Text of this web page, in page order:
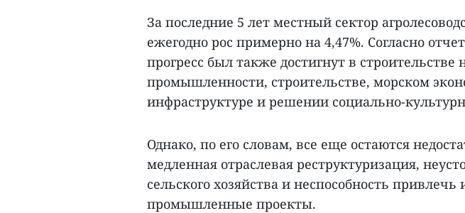
За последние 5 лет местный сектор
ежегодно рос примерно на 4,47%. Согласно
прогресс был также достигнут в строительстве
промышленности, строительстве, морском
инфраструктуре и решении социально-
Однако, по его словам, все еще остаются
медленная отраслевая реструктуризация,
сельского хозяйства и неспособность
промышленные проекты.